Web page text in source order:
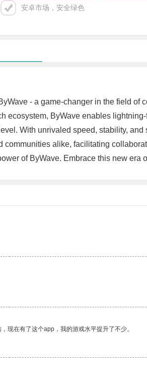
安卓市场，安全绿色
- a game-changer in the field of
ByWave enables
With unrivaled speed, stability, and
alike, facilitating
of ByWave. Embrace this new
现在有了这个app，我的游戏水平提升了不少。